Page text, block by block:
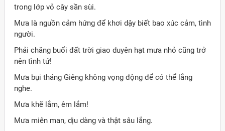
trong lớp vỏ cây sần sùi.
Mưa là nguồn cảm hứng để khơi dậy biết bao xúc cảm, tình
người.
Phải chăng buổi đất trời giao duyên hạt mưa nhỏ cũng trở
nên tình tứ!
Mưa bụi tháng Giêng không vọng động để có thể lắng
nghe.
Mưa khẽ lắm, êm lắm!
Mưa miên man, dịu dàng và thật sâu lắng.